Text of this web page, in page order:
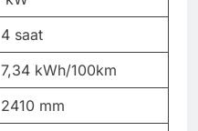
4 saat
7,34 kWh/100km
2410 mm